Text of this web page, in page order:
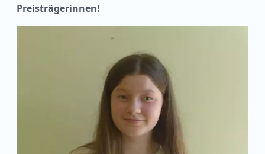
Preisträgerinnen!